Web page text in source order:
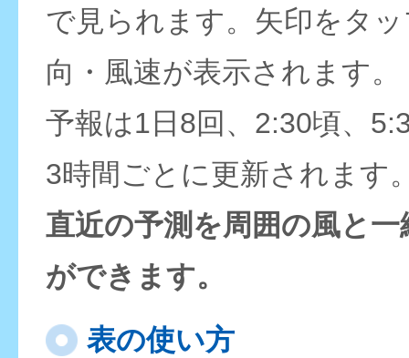
で見られます。矢印をタ
向・風速が表示されます。
予報は1日8回、2:30頃、
3時間ごとに更新されます
直近の予測を周囲の風と
ができます。
表の使い方